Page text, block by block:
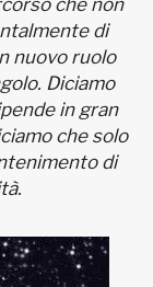
che non
di
nuovo ruolo
Diciamo
in gran
che solo
di